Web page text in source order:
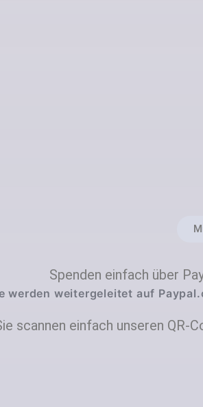
Spenden einfach über
werden weitergeleitet auf
scannen einfach unseren QR-